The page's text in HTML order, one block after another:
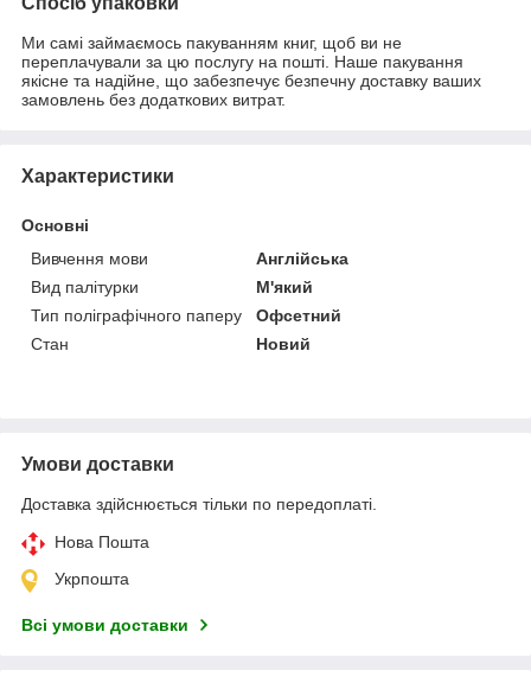
Ми самі займаємось пакуванням книг, щоб ви не
переплачували за цю послугу на пошті. Наше пакування
якісне та надійне, що забезпечує безпечну доставку ваших
замовлень без додаткових витрат.
Характеристики
Основні
Вивчення мови
Англійська
Вид палітурки
М'який
Тип поліграфічного паперу
Офсетний
Стан
Новий
Умови доставки
Доставка здійснюється тільки по передоплаті.
Нова Пошта
Укрпошта
Всі умови доставки